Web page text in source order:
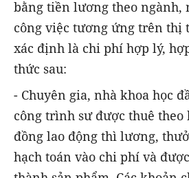
bằng tiền lương theo ngành,
công việc tương ứng trên thị
xác định là chi phí hợp lý,
thức sau:
- Chuyên gia, nhà khoa học
công trình sư được thuê
đồng lao động thì lương,
hạch toán vào chi phí và